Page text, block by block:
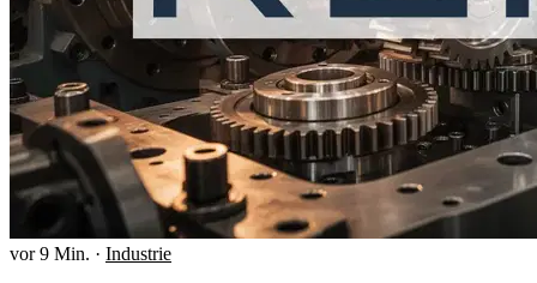
vor 9 Min. · Industrie